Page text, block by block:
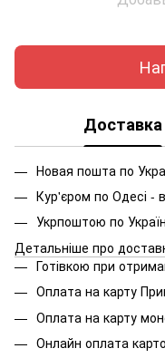
Доставка
Новая пошта по
Кур'єром по Одесі -
Укрпоштою по
Детальніше про
Готівкою при
Оплата на карту
Оплата на карту
Онлайн оплата